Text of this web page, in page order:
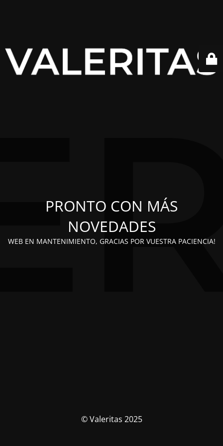
PRONTO CON MÁS
NOVEDADES
WEB EN MANTENIMIENTO, GRACIAS POR VUESTRA PACIENCIA!
© Valeritas 2025